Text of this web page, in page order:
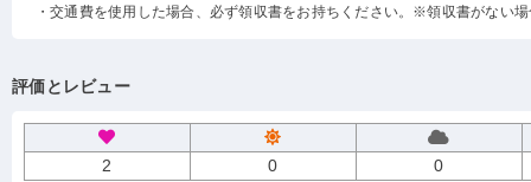
・交通費を使用した場合、必ず領収書をお持ちください。※領収書がない
評価とレビュー
2 0 0